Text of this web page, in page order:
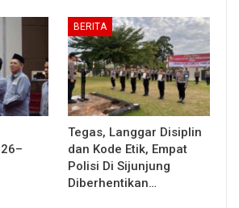
BERITA
Tegas, Langgar Disiplin
dan Kode Etik, Empat
Polisi Di Sijunjung
Diberhentikan…